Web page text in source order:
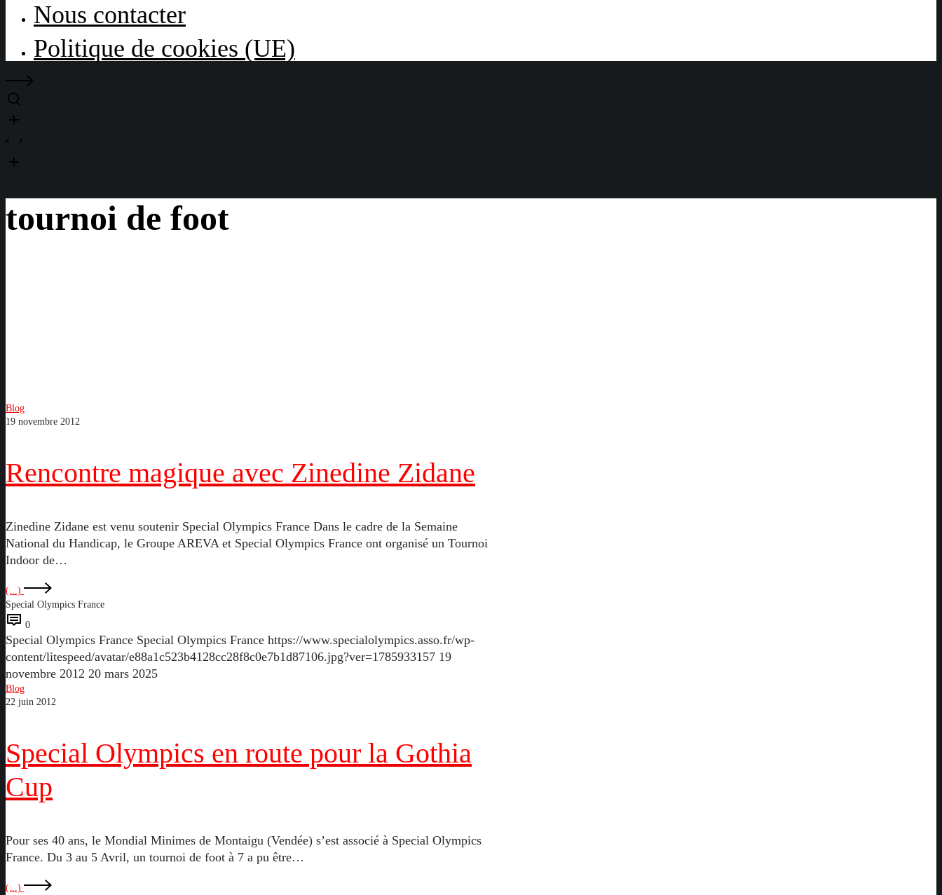
Nous contacter
Politique de cookies (UE)
tournoi de foot
Rencontre
magique
Zidane
Blog
19 novembre 2012
Rencontre magique avec Zinedine Zidane
Zinedine Zidane est venu soutenir Special Olympics France Dans le cadre de la Semaine
National du Handicap, le Groupe AREVA et Special Olympics France ont organisé un Tournoi
Indoor de…
(...)
Special Olympics France
0
Special Olympics France Special Olympics France https://www.specialolympics.asso.fr/wp-
content/litespeed/avatar/e88a1c523b4128cc28f8c0e7b1d87106.jpg?ver=1785933157 19
novembre 2012 20 mars 2025
Special
Olympics
pour
Gothia
Blog
22 juin 2012
Special Olympics en route pour la Gothia
Cup
Pour ses 40 ans, le Mondial Minimes de Montaigu (Vendée) s’est associé à Special Olympics
France. Du 3 au 5 Avril, un tournoi de foot à 7 a pu être…
(...)